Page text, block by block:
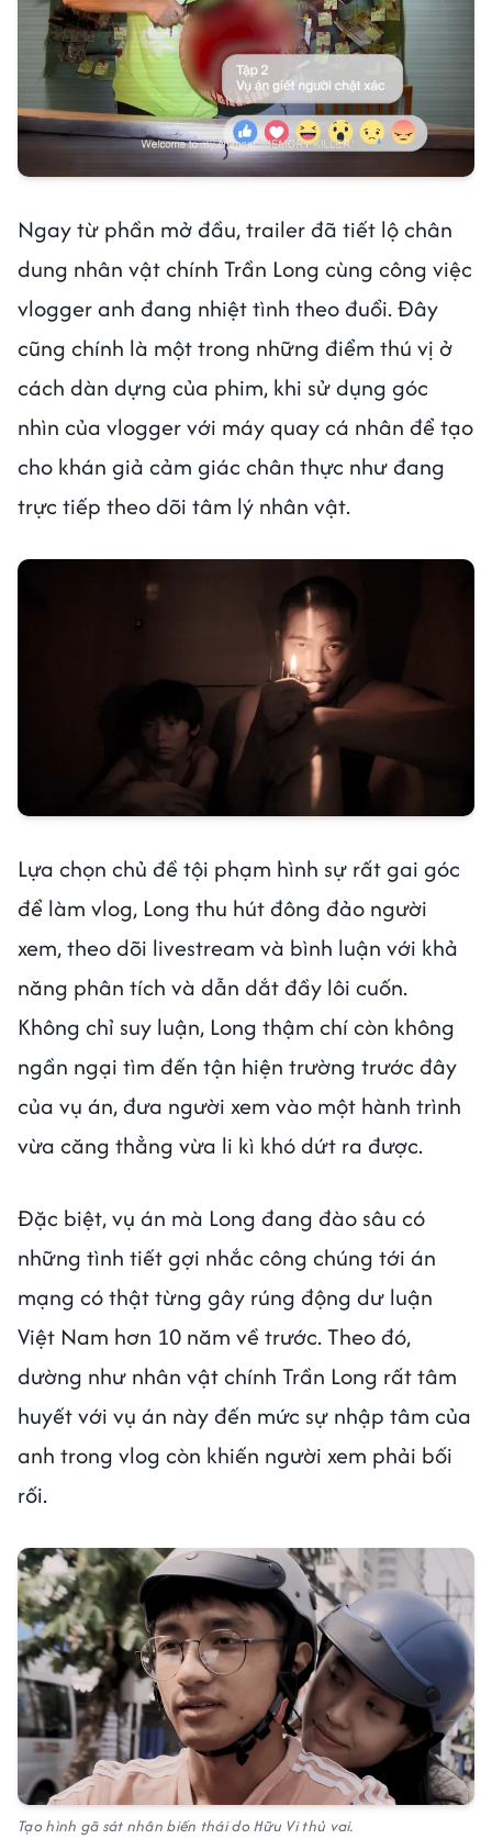
Ngay từ phần mở đầu, trailer đã tiết lộ chân
dung nhân vật chính Trần Long cùng công việc
vlogger anh đang nhiệt tình theo đuổi. Đây
cũng chính là một trong những điểm thú vị ở
cách dàn dựng của phim, khi sử dụng góc
nhìn của vlogger với máy quay cá nhân để tạo
cho khán giả cảm giác chân thực như đang
trực tiếp theo dõi tâm lý nhân vật.
Lựa chọn chủ đề tội phạm hình sự rất gai góc
để làm vlog, Long thu hút đông đảo người
xem, theo dõi livestream và bình luận với khả
năng phân tích và dẫn dắt đầy lôi cuốn.
Không chỉ suy luận, Long thậm chí còn không
ngần ngại tìm đến tận hiện trường trước đây
của vụ án, đưa người xem vào một hành trình
vừa căng thẳng vừa li kì khó dứt ra được.
Đặc biệt, vụ án mà Long đang đào sâu có
những tình tiết gợi nhắc công chúng tới án
mạng có thật từng gây rúng động dư luận
Việt Nam hơn 10 năm về trước. Theo đó,
dường như nhân vật chính Trần Long rất tâm
huyết với vụ án này đến mức sự nhập tâm của
anh trong vlog còn khiến người xem phải bối
rối.
Tạo hình gã sát nhân biến thái do Hữu Vi thủ vai.